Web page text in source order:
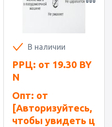
В наличии
РРЦ: от 19.30 BY
N
Опт: от
[Авторизуйтесь,
чтобы увидеть ц